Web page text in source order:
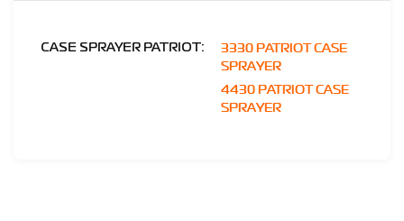
CASE SPRAYER PATRIOT:
3330 PATRIOT CASE
SPRAYER
4430 PATRIOT CASE
SPRAYER